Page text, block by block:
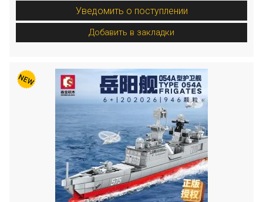
Уведомить о поступлении
Добавить в закладки